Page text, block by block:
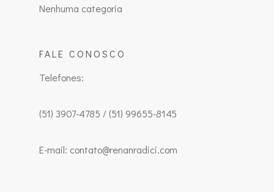
Nenhuma categoria
FALE CONOSCO
Telefones:
(51) 3907-4785 / (51) 99655-8145
E-mail: contato@renanradici.com